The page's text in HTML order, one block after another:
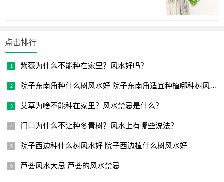
点击排行
紫薇为什么不能种在家里？风水好吗？
院子东南角种什么树风水好 院子东南角适宜种植哪种树风水佳
艾草为啥不能种在家里？风水禁忌是什么？
门口为什么不让种冬青树？风水上有哪些说法？
院子西边种什么树风水好 院子西边植什么树风水好
芦荟风水大忌 芦荟的风水禁忌